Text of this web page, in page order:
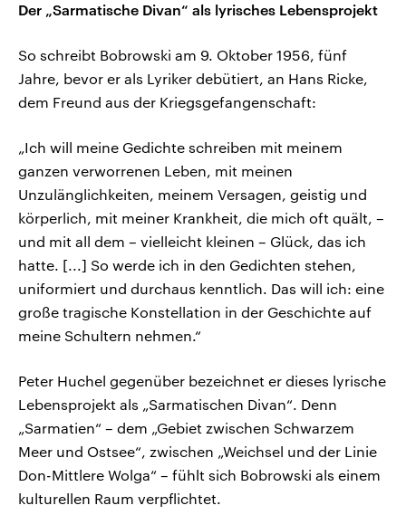
Der „Sarmatische Divan“ als lyrisches Lebensprojekt
So schreibt Bobrowski am 9. Oktober 1956, fünf
Jahre, bevor er als Lyriker debütiert, an Hans Ricke,
dem Freund aus der Kriegsgefangenschaft:
„Ich will meine Gedichte schreiben mit meinem
ganzen verworrenen Leben, mit meinen
Unzulänglichkeiten, meinem Versagen, geistig und
körperlich, mit meiner Krankheit, die mich oft quält, –
und mit all dem – vielleicht kleinen – Glück, das ich
hatte. [...] So werde ich in den Gedichten stehen,
uniformiert und durchaus kenntlich. Das will ich: eine
große tragische Konstellation in der Geschichte auf
meine Schultern nehmen.“
Peter Huchel gegenüber bezeichnet er dieses lyrische
Lebensprojekt als „Sarmatischen Divan“. Denn
„Sarmatien“ – dem „Gebiet zwischen Schwarzem
Meer und Ostsee“, zwischen „Weichsel und der Linie
Don-Mittlere Wolga“ – fühlt sich Bobrowski als einem
kulturellen Raum verpflichtet.